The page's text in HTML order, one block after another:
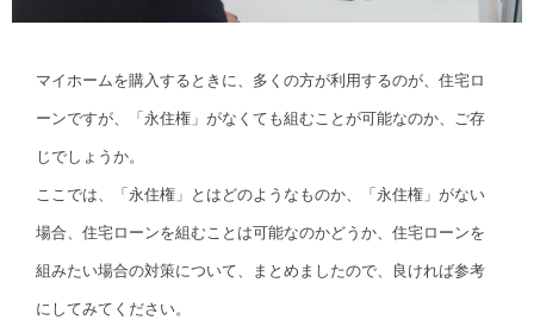
マイホームを購入するときに、多くの方が利用するのが、住宅ロ
ーンですが、「永住権」がなくても組むことが可能なのか、ご存
じでしょうか。
ここでは、「永住権」とはどのようなものか、「永住権」がない
場合、住宅ローンを組むことは可能なのかどうか、住宅ローンを
組みたい場合の対策について、まとめましたので、良ければ参考
にしてみてください。